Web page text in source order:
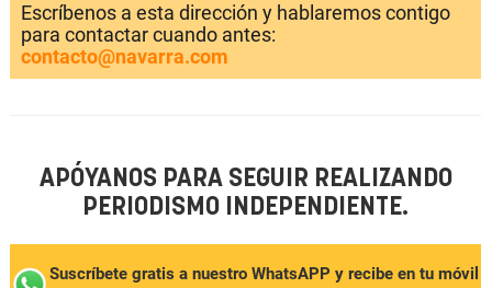
Escríbenos a esta dirección y hablaremos contigo
para contactar cuando antes:
contacto@navarra.com
APÓYANOS PARA SEGUIR REALIZANDO
PERIODISMO INDEPENDIENTE.
Suscríbete gratis a nuestro WhatsAPP y recibe en tu móvil